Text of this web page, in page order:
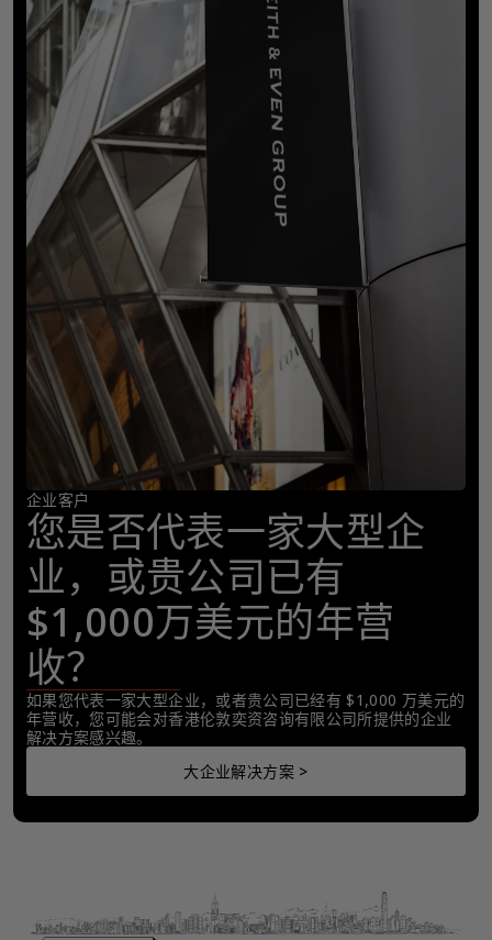
企业客户
您是否代表一家大型企
业，或贵公司已有
$1,000万美元的年营
收？
如果您代表一家大型企业，或者贵公司已经有 $1,000 万美元的
年营收，您可能会对香港伦敦奕资咨询有限公司所提供的企业
解决方案感兴趣。
大企业解决方案 >